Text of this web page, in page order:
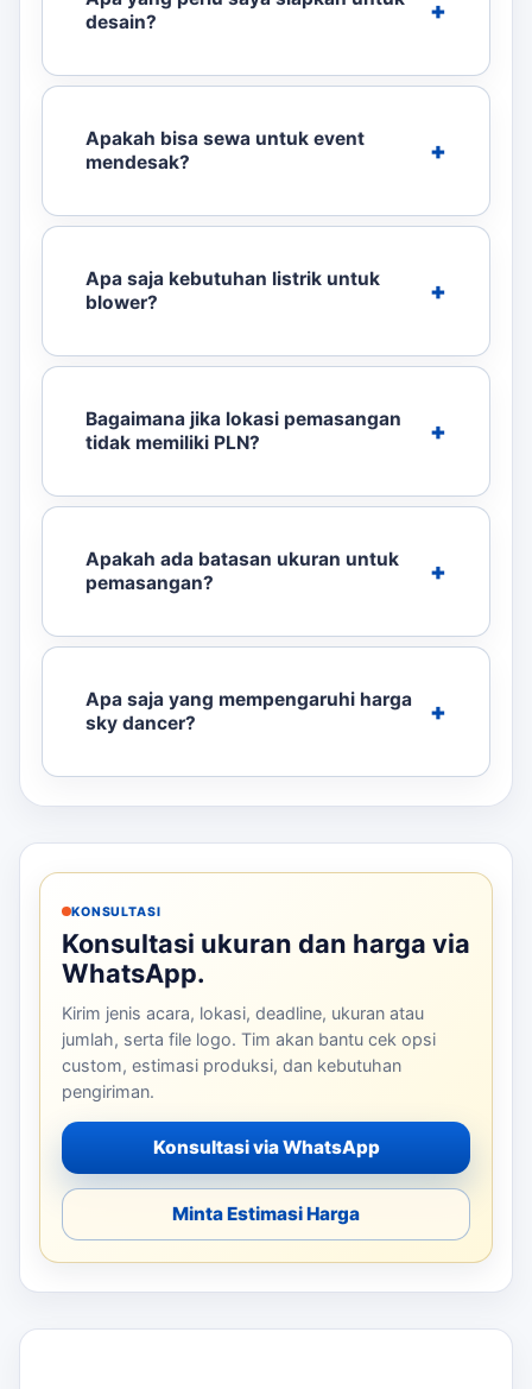
desain?
Apakah bisa sewa untuk event
mendesak?
Apa saja kebutuhan listrik untuk
blower?
Bagaimana jika lokasi pemasangan
tidak memiliki PLN?
Apakah ada batasan ukuran untuk
pemasangan?
Apa saja yang mempengaruhi harga
sky dancer?
KONSULTASI
Konsultasi ukuran dan harga via
WhatsApp.
Kirim jenis acara, lokasi, deadline, ukuran atau
jumlah, serta file logo. Tim akan bantu cek opsi
custom, estimasi produksi, dan kebutuhan
pengiriman.
Konsultasi via WhatsApp
Minta Estimasi Harga